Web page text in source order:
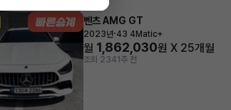
벤츠 AMG GT
2023년·43 4Matic+
월 1,862,030원 X 25개월
조회 2341주 전